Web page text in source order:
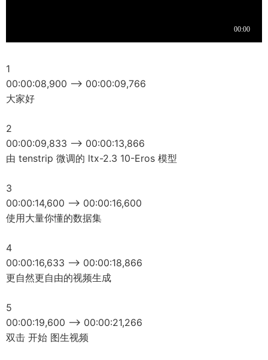
1
00:00:08,900 --> 00:00:09,766
大家好
2
00:00:09,833 --> 00:00:13,866
由 tenstrip 微调的 ltx-2.3 10-Eros 模型
3
00:00:14,600 --> 00:00:16,600
使用大量你懂的数据集
4
00:00:16,633 --> 00:00:18,866
更自然更自由的视频生成
5
00:00:19,600 --> 00:00:21,266
双击 开始 图生视频